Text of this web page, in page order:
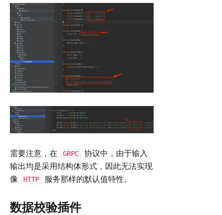
需要注意，在 GRPC
协议中，由于输入
输出均是采用结构体形式，因此无法实现
像
HTTP 服务那样的默认值特性。
数据校验插件